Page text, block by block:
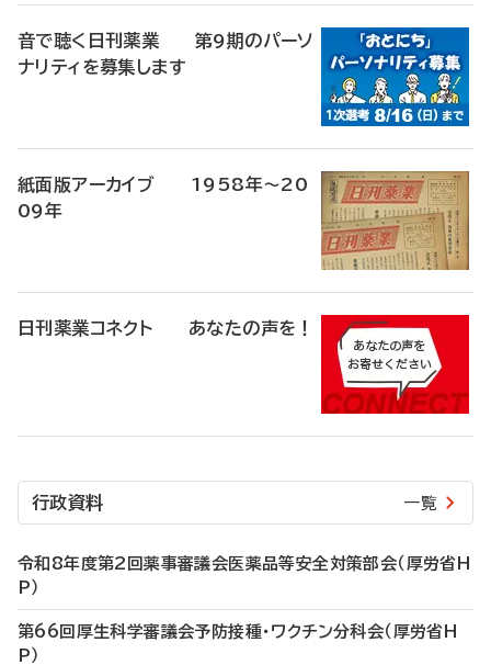
音で聴く日刊薬業 第9期のパーソ
ナリティを募集します
紙面版アーカイブ 1958年～20
09年
日刊薬業コネクト あなたの声を！
行政資料 一覧
令和8年度第2回薬事審議会医薬品等安全対策部会（厚労省H
P）
第66回厚生科学審議会予防接種・ワクチン分科会（厚労省H
P）